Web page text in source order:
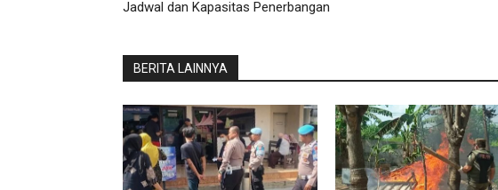
Jadwal dan Kapasitas Penerbangan
BERITA LAINNYA